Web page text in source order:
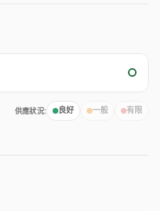
供應狀況: 良好 一般 有限